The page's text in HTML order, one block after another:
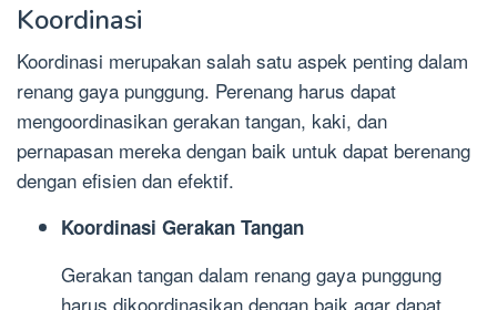
Koordinasi
Koordinasi merupakan salah satu aspek penting dalam
renang gaya punggung. Perenang harus dapat
mengoordinasikan gerakan tangan, kaki, dan
pernapasan mereka dengan baik untuk dapat berenang
dengan efisien dan efektif.
Koordinasi Gerakan Tangan
Gerakan tangan dalam renang gaya punggung
harus dikoordinasikan dengan baik agar dapat